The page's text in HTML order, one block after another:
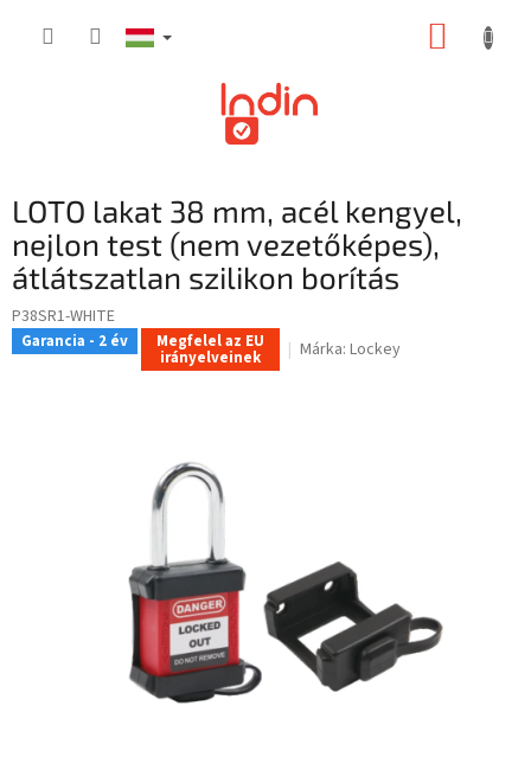
KOSÁR
LOTO lakat 38 mm, acél kengyel,
nejlon test (nem vezetőképes),
átlátszatlan szilikon borítás
P38SR1-WHITE
Garancia - 2 év Megfelel az EU
irányelveinek Márka: Lockey